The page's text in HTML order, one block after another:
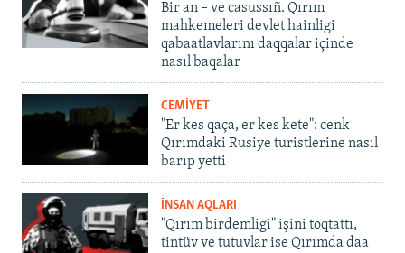
Bir an – ve casussıñ. Qırım
mahkemeleri devlet hainligi
qabaatlavlarını daqqalar içinde
nasıl baqalar
CEMİYET
"Er kes qaça, er kes kete": cenk
Qırımdaki Rusiye turistlerine nasıl
barıp yetti
İNSAN AQLARI
"Qırım birdemligi" işini toqtattı,
tintüv ve tutuvlar ise Qırımda daa